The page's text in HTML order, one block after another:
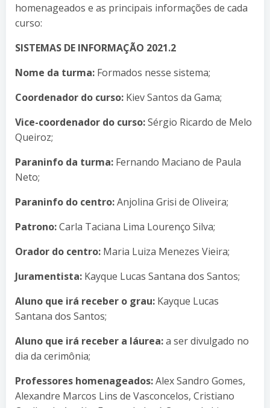
homenageados e as principais informações de cada
curso:
SISTEMAS DE INFORMAÇÃO 2021.2
Nome da turma: Formados nesse sistema;
Coordenador do curso: Kiev Santos da Gama;
Vice-coordenador do curso:Sérgio Ricardo de Melo
Queiroz;
Paraninfo da turma: Fernando Maciano de Paula
Neto;
Paraninfo do centro:Anjolina Grisi de Oliveira;
Patrono:Carla Taciana Lima Lourenço Silva;
Orador do centro: Maria Luiza Menezes Vieira;
Juramentista: Kayque Lucas Santana dos Santos;
Aluno que irá receber o grau: Kayque Lucas
Santana dos Santos;
Aluno que irá receber a láurea:a ser divulgado no
dia da cerimônia;
Professores homenageados:Alex Sandro Gomes,
Alexandre Marcos Lins de Vasconcelos, Cristiano